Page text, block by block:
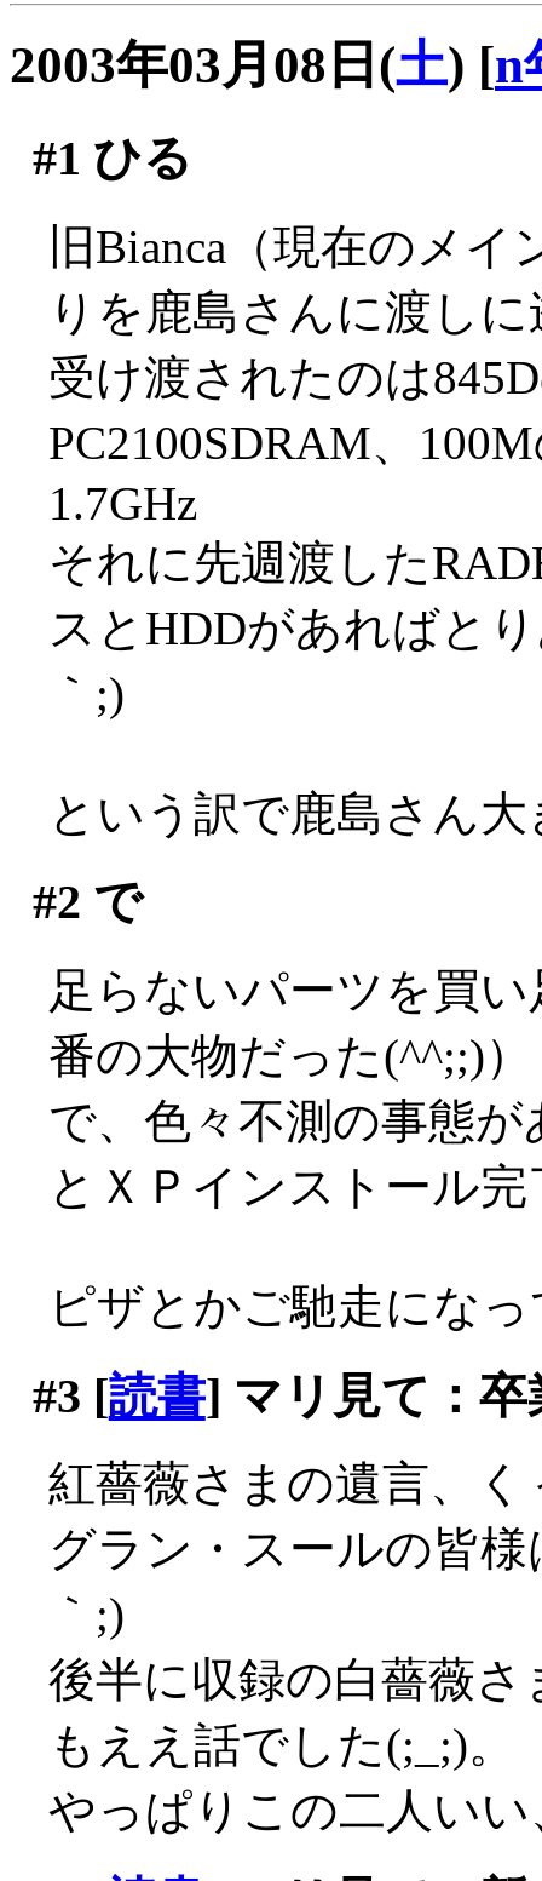
2003年03月08日(土) [n
#1 ひる
旧Bianca（現在のメ
りを鹿島さんに渡し
受け渡されたのは
PC2100SDRAM、
1.7GHz
それに先週渡した
スとHDDがあればと
｀;)
という訳で鹿島さん
#2 で
足らないパーツを買
番の大物だった(^^;;)）
で、色々不測の事態
とＸＰインストール
ピザとかご馳走にな
#3 [読書] マリ見て：卒
紅薔薇さまの遺言、く
グラン・スールの皆
｀;)
後半に収録の白薔薇
もええ話でした(;_;)。
やっぱりこの二人い